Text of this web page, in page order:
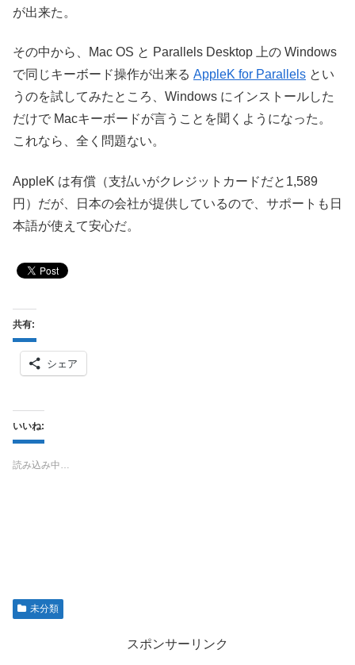
が出来た。
その中から、Mac OS と Parallels Desktop 上の Windows
で同じキーボード操作が出来る AppleK for Parallels とい
うのを試してみたところ、Windows にインストールした
だけで Macキーボードが言うことを聞くようになった。
これなら、全く問題ない。
AppleK は有償（支払いがクレジットカードだと1,589
円）だが、日本の会社が提供しているので、サポートも日
本語が使えて安心だ。
共有:
シェア
いいね:
読み込み中…
未分類
スポンサーリンク